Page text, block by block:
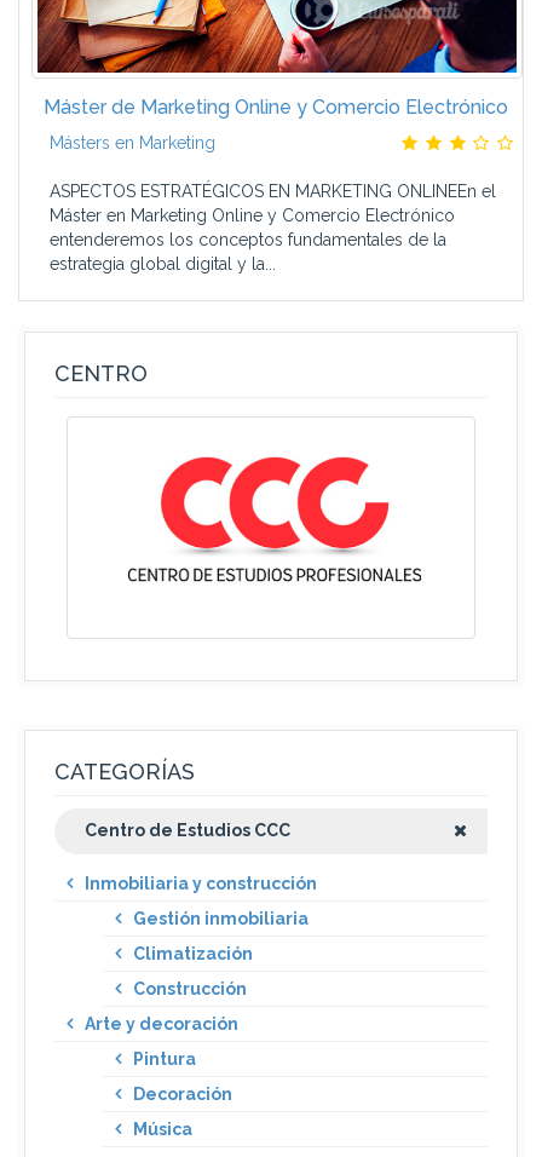
Máster de Marketing Online y Comercio Electrónico
Másters en Marketing
ASPECTOS ESTRATÉGICOS EN MARKETING ONLINEEn el
Máster en Marketing Online y Comercio Electrónico
entenderemos los conceptos fundamentales de la
estrategia global digital y la...
CENTRO
CATEGORÍAS
Centro de Estudios CCC
Inmobiliaria y construcción
Gestión inmobiliaria
Climatización
Construcción
Arte y decoración
Pintura
Decoración
Música